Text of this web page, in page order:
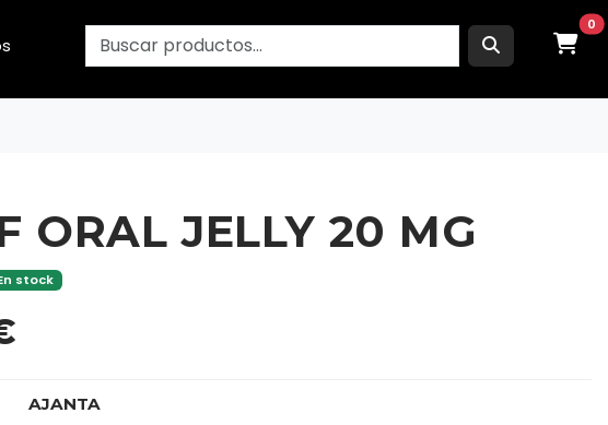
0
ORAL JELLY 20 MG
stock
AJANTA